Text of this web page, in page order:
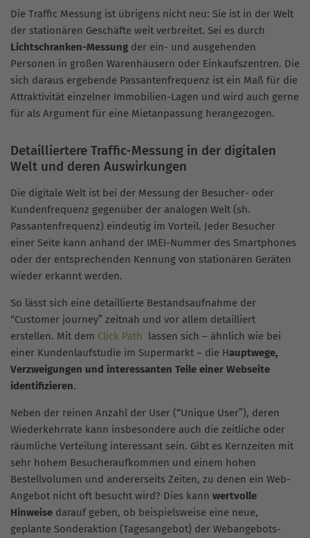
Die Traffic Messung ist übrigens nicht neu: Sie ist in der Welt
der stationären Geschäfte weit verbreitet. Sei es durch
Lichtschranken-Messung der ein- und ausgehenden
Personen in großen Warenhäusern oder Einkaufszentren. Die
sich daraus ergebende Passantenfrequenz ist ein Maß für die
Attraktivität einzelner Immobilien-Lagen und wird auch gerne
für als Argument für eine Mietanpassung herangezogen.
Detailliertere Traffic-Messung in der digitalen
Welt und deren Auswirkungen
Die digitale Welt ist bei der Messung der Besucher- oder
Kundenfrequenz gegenüber der analogen Welt (sh.
Passantenfrequenz) eindeutig im Vorteil. Jeder Besucher
einer Seite kann anhand der IMEI-Nummer des Smartphones
oder der entsprechenden Kennung von stationären Geräten
wieder erkannt werden.
So lässt sich eine detaillierte Bestandsaufnahme der
“Customer journey” zeitnah und vor allem detailliert
erstellen. Mit dem Click Path lassen sich – ähnlich wie bei
einer Kundenlaufstudie im Supermarkt – die Hauptwege,
Verzweigungen und interessanten Teile einer Webseite
identifizieren.
Neben der reinen Anzahl der User (“Unique User”), deren
Wiederkehrrate kann insbesondere auch die zeitliche oder
räumliche Verteilung interessant sein. Gibt es Kernzeiten mit
sehr hohem Besucheraufkommen und einem hohen
Bestellvolumen und andererseits Zeiten, zu denen ein Web-
Angebot nicht oft besucht wird? Dies kann wertvolle
Hinweise darauf geben, ob beispielsweise eine neue,
geplante Sonderaktion (Tagesangebot) der Webangebots-